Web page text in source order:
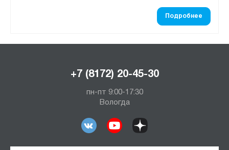
Подробнее
+7 (8172) 20-45-30
пн-пт 9:00-17:30
Вологда